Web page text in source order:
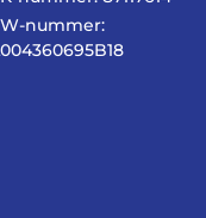
nummer: